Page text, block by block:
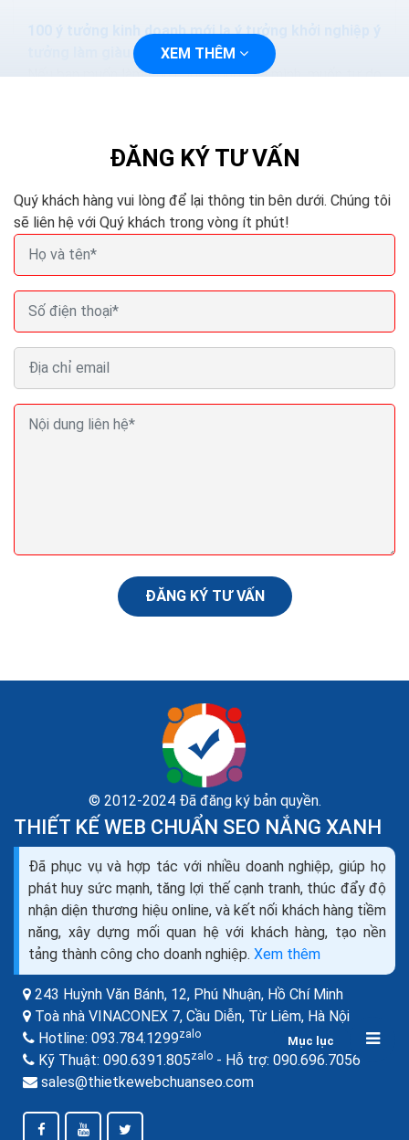
Mục lục
100 ý tưởng kinh doanh mới lạ ý tưởng khởi nghiệp ý
Nếu bạn muốn làm chủ cuộc sống của mình, muốn tự do
cuốn mở đại lý cửa cuốn
Cửa cuốn là dạng cửa có cánh được ghép lại từ những
lá thép đan xen nhau. Cánh Cửa cuốn được cuộn tròn
lên hộp kỹ thuật phía trên cửa khi mở và...
XEM THÊM
ĐĂNG KÝ TƯ VẤN
Quý khách hàng vui lòng để lại thông tin bên dưới. Chúng tôi
sẽ liên hệ với Quý khách trong vòng ít phút!
ĐĂNG KÝ TƯ VẤN
© 2012-2024 Đã đăng ký bản quyền.
THIẾT KẾ WEB CHUẨN SEO NẮNG XANH
Đã phục vụ và hợp tác với nhiều doanh nghiệp, giúp họ
phát huy sức mạnh, tăng lợi thế cạnh tranh, thúc đẩy độ
nhận diện thương hiệu online, và kết nối khách hàng tiềm
năng, xây dựng mối quan hệ với khách hàng, tạo nền
tảng thành công cho doanh nghiệp. Xem thêm
243 Huỳnh Văn Bánh, 12, Phú Nhuận, Hồ Chí Minh
Toà nhà VINACONEX 7, Cầu Diễn, Từ Liêm, Hà Nội
Hotline: 093.784.1299zalo
Kỹ Thuật: 090.6391.805zalo - Hỗ trợ: 090.696.7056
sales@thietkewebchuanseo.com